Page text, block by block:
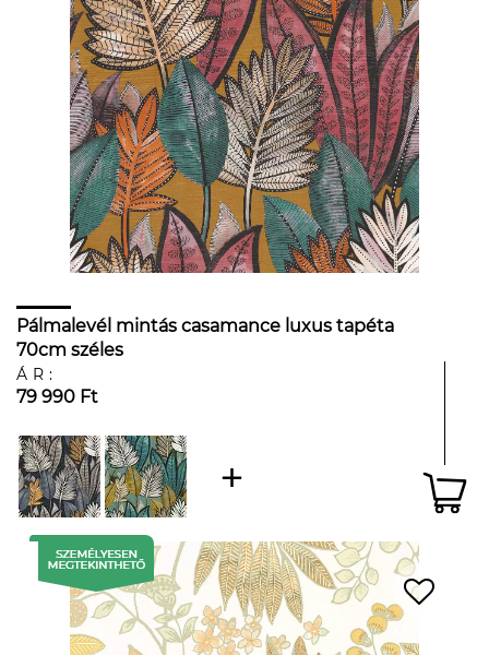
Pálmalevél mintás casamance luxus tapéta
70cm széles
ÁR:
79 990 Ft